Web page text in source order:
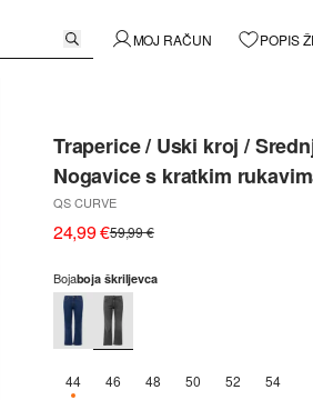
MOJ RAČUN POPIS
Traperice / Uski kroj /
Nogavice s kratkim
QS CURVE
24,99 €59,99 €
Bojaboja škriljevca
44DOSTUPNO SAMO 3
46 48 50 52 54